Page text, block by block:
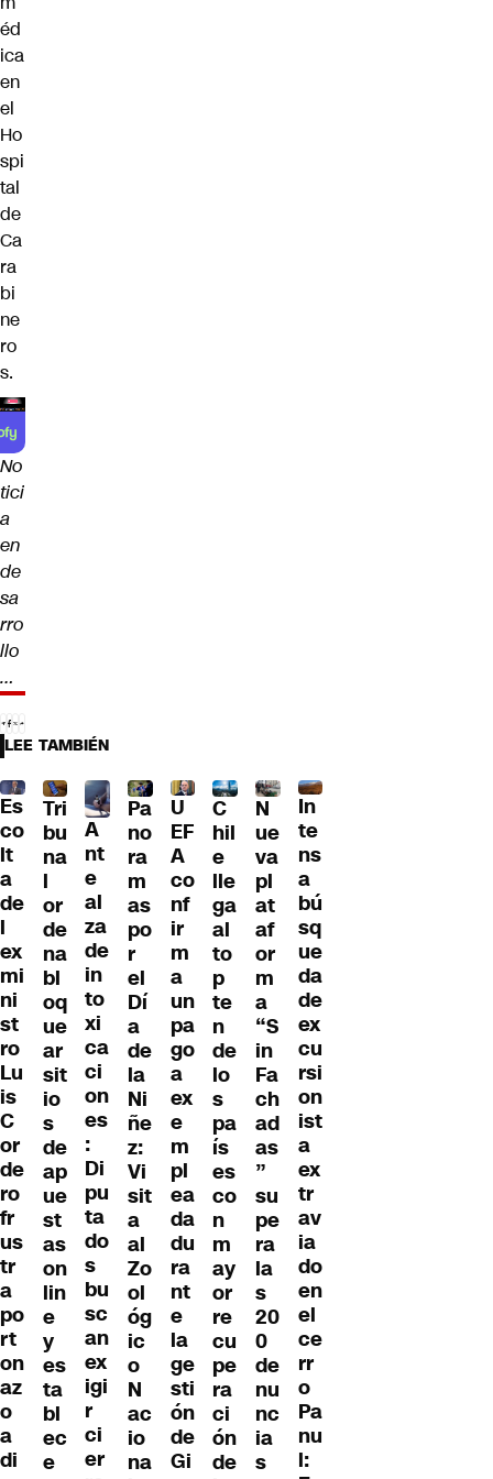
éd
ica
en
el
Ho
spi
tal
de
Ca
ra
bi
ne
ro
s.
No
tici
a
en
de
sa
rro
llo
…
LEE TAMBIÉN
Es
co
lt
a
de
l
ex
mi
ni
st
ro
Lu
is
C
or
de
ro
fr
us
tr
a
po
rt
on
az
o
a
di
Tri
bu
na
l
or
de
na
bl
oq
ue
ar
sit
io
s
de
ap
ue
st
as
on
lin
e
y
es
ta
bl
ec
e
A
nt
e
al
za
de
in
to
xi
ca
ci
on
es
:
Di
pu
ta
do
s
bu
sc
an
ex
igi
r
ci
er
Pa
no
ra
m
as
po
r
el
Dí
a
de
la
Ni
ñe
z:
Vi
sit
a
al
Zo
ol
óg
ic
o
N
ac
io
na
U
EF
A
co
nf
ir
m
a
un
pa
go
a
ex
e
m
pl
ea
da
du
ra
nt
e
la
ge
sti
ón
de
Gi
C
hil
e
lle
ga
al
to
p
te
n
de
lo
s
pa
ís
es
co
n
m
ay
or
re
cu
pe
ra
ci
ón
de
N
ue
va
pl
at
af
or
m
a
“S
in
Fa
ch
ad
as
”
su
pe
ra
la
s
20
0
de
nu
nc
ia
s
In
te
ns
a
bú
sq
ue
da
de
ex
cu
rsi
on
ist
a
ex
tr
av
ia
do
en
el
ce
rr
o
Pa
nu
l: